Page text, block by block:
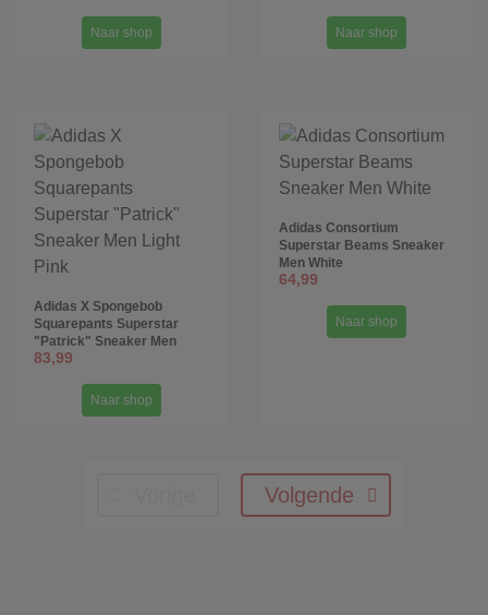
Naar shop Naar shop
Adidas X Spongebob
Squarepants Superstar
"Patrick" Sneaker Men
Light Pink
83,99
Naar shop
Adidas Consortium
Superstar Beams Sneaker
Men White
64,99
Naar shop
Volgende